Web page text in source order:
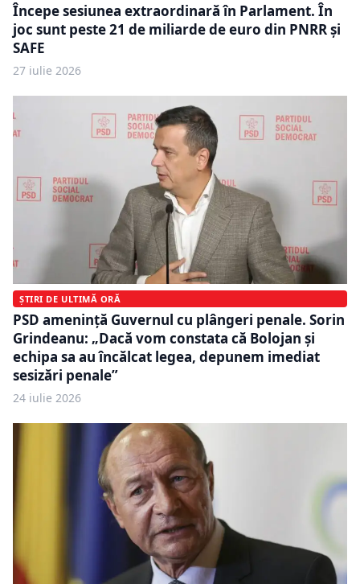
Începe sesiunea extraordinară în Parlament. În
joc sunt peste 21 de miliarde de euro din PNRR și
SAFE
27 iulie 2026
ȘTIRI DE ULTIMĂ ORĂ
PSD amenință Guvernul cu plângeri penale. Sorin
Grindeanu: „Dacă vom constata că Bolojan și
echipa sa au încălcat legea, depunem imediat
sesizări penale”
24 iulie 2026